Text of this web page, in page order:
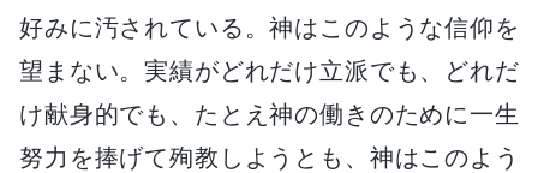
好みに汚されている。神はこのような信仰を
望まない。実績がどれだけ立派でも、どれだ
け献身的でも、たとえ神の働きのために一生
努力を捧げて殉教しようとも、神はこのよう